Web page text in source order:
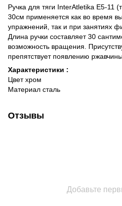
Ручка для тяги InterAtletika Е5-11
30см применяется как во время
упражнений, так и при занятиях
Длина ручки составляет 30
возможность вращения.
препятствует появлению
Характеристики :
Цвет хром
Материал сталь
Отзывы
Добавьте